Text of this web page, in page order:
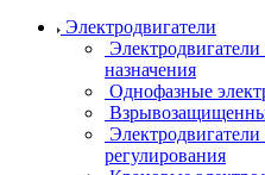
Электродвигатели
назначения
Однофазные
регулирования